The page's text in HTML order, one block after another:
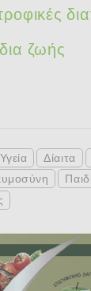
ζωής
Υγεία Δίαιτα